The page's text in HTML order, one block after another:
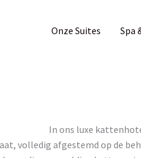
Onze Suites Spa
In ons luxe
volledig afgestemd op de